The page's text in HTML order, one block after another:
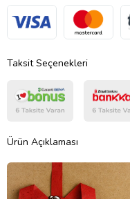
Taksit Seçenekleri
Ürün Açıklaması